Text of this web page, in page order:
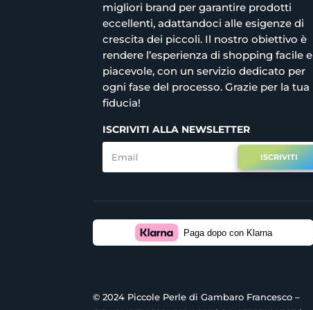
migliori brand per garantire prodotti
eccellenti, adattandoci alle esigenze di
crescita dei piccoli. Il nostro obiettivo è
rendere l’esperienza di shopping facile e
piacevole, con un servizio dedicato per
ogni fase del processo. Grazie per la tua
fiducia!
ISCRIVITI ALLA NEWSLETTER
ISCRIVITI
Paga dopo con Klarna
© 2024 Piccole Perle di Gambaro Francesco –